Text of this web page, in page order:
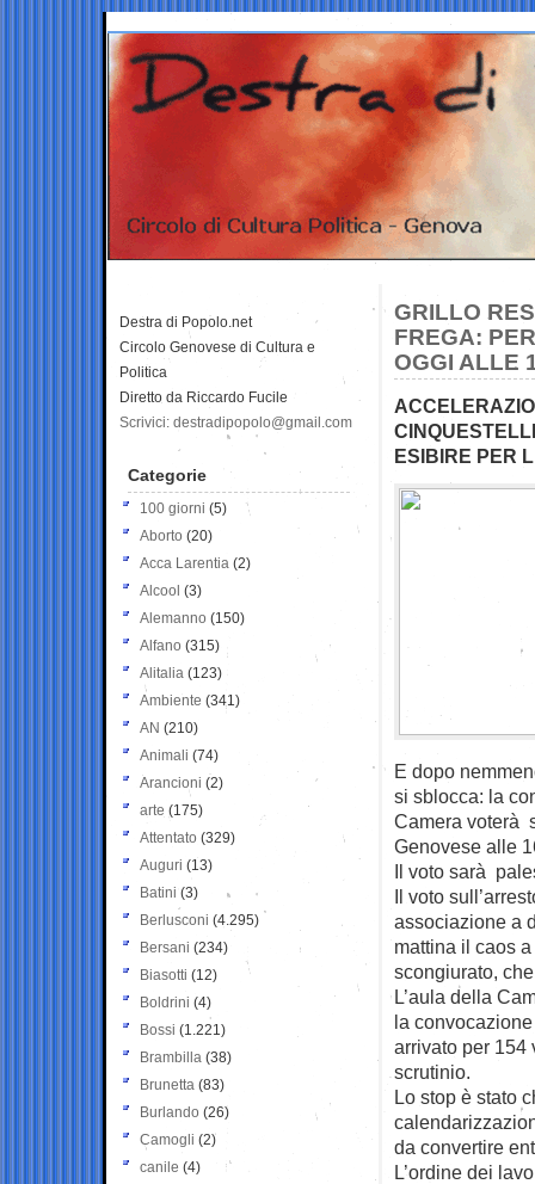
GRILLO
FREGA:
OGGI ALLE
ESIBIRE PER
E dopo
si sblocca: la
Camera voterà
Genovese alle
Il voto sarà
Il voto
associazione a
mattina il caos
scongiurato,
L’aula della
la
arrivato per 154
scrutinio.
Lo stop è stato
da convertire
L’ordine dei
Destra di Popolo.net
Circolo Genovese di Cultura e
Politica
Diretto da Riccardo Fucile
Scrivici: destradipopolo@gmail.com
Categorie
100 giorni (5)
Aborto (20)
Acca Larentia (2)
Alcool (3)
Alemanno (150)
Alfano (315)
Alitalia (123)
Ambiente (341)
AN (210)
Animali (74)
Arancioni (2)
arte (175)
Attentato (329)
Auguri (13)
Batini (3)
Berlusconi (4.295)
Bersani (234)
Biasotti (12)
Boldrini (4)
Bossi (1.221)
Brambilla (38)
Brunetta (83)
Burlando (26)
Camogli (2)
canile (4)